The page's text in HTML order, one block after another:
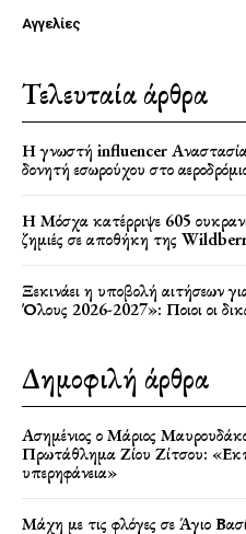
Αγγελίες
Τελευταία άρθρα
Η γνωστή influencer
δονητή εσωρούχου στο
Η Μόσχα κατέρριψε 605
ζημιές σε αποθήκη της
Ξεκινάει η υποβολή αιτήσεων
Όλους 2026-2027»: Ποιοι οι
Δημοφιλή άρθρα
Ασημένιος ο Μάριος
Πρωτάθλημα Ζίου Ζίτσου:
υπερηφάνεια»
Μάχη με τις φλόγες σε Άγιο